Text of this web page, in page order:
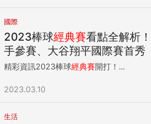
國際
2023棒球經典賽看點全解析
手參賽、大谷翔平國際賽首秀
精彩資訊2023棒球經典賽開打！...
2023.03.10
生活